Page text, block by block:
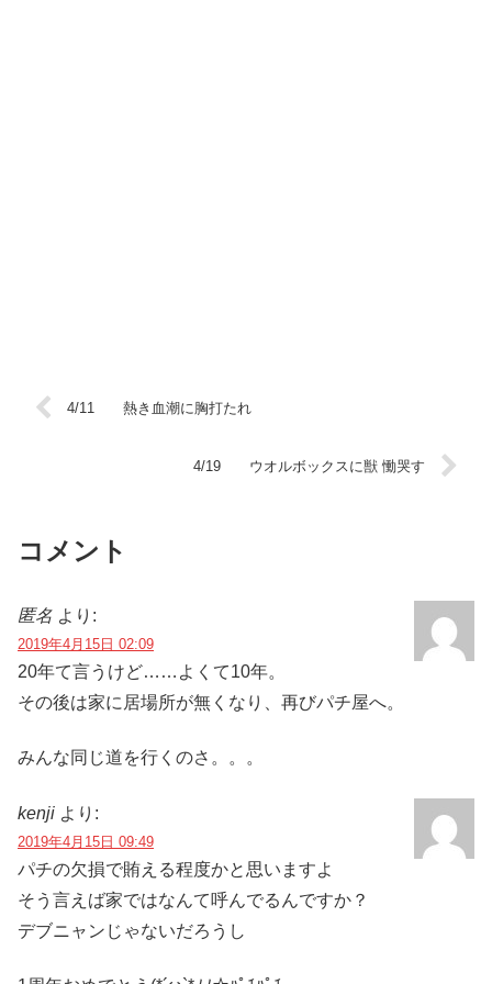
4/11 熱き血潮に胸打たれ
4/19 ウオルボックスに獣 慟哭す
コメント
匿名 より:
2019年4月15日 02:09
20年て言うけど……よくて10年。
その後は家に居場所が無くなり、再びパチ屋へ。
みんな同じ道を行くのさ。。。
kenji より:
2019年4月15日 09:49
パチの欠損で賄える程度かと思いますよ
そう言えば家ではなんて呼んでるんですか？
デブニャンじゃないだろうし